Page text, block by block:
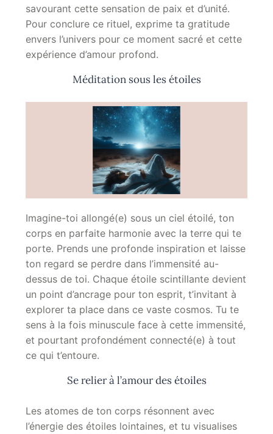
savourant cette sensation de paix et d’unité.
Pour conclure ce rituel, exprime ta gratitude
envers l’univers pour ce moment sacré et cette
expérience d’amour profond.
Méditation sous les étoiles
Imagine-toi allongé(e) sous un ciel étoilé, ton
corps en parfaite harmonie avec la terre qui te
porte. Prends une profonde inspiration et laisse
ton regard se perdre dans l’immensité au-
dessus de toi. Chaque étoile scintillante devient
un point d’ancrage pour ton esprit, t’invitant à
explorer ta place dans ce vaste cosmos. Tu te
sens à la fois minuscule face à cette immensité,
et pourtant profondément connecté(e) à tout
ce qui t’entoure.
Se relier à l’amour des étoiles
Les atomes de ton corps résonnent avec
l’énergie des étoiles lointaines, et tu visualises